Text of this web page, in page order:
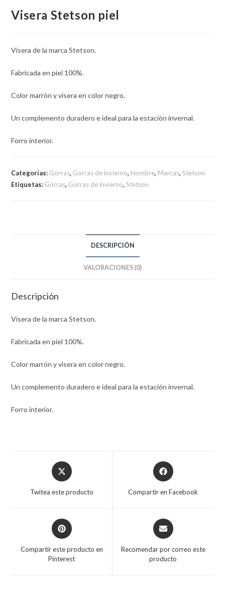
Visera Stetson piel
Visera de la marca Stetson.
Fabricada en piel 100%.
Color marrón y visera en color negro.
Un complemento duradero e ideal para la estación invernal.
Forro interior.
Categorías: Gorras, Gorras de invierno, Hombre, Marcas,Stetson
Etiquetas: Gorras, Gorras de invierno,Stetson
DESCRIPCIÓN
VALORACIONES (0)
Descripción
Visera de la marca Stetson.
Fabricada en piel 100%.
Color marrón y visera en color negro.
Un complemento duradero e ideal para la estación invernal.
Forro interior.
Opens
in
Twitea este producto
Opens
in
Compartir en Facebook
Opens
in
new
Compartir este producto en
Pinterest
Opens
in
new
Recomendar por correo este
producto